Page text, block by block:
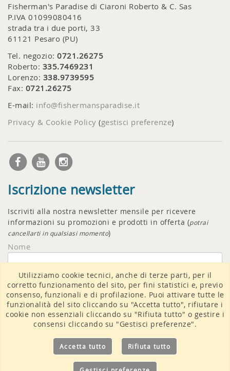
Fisherman's Paradise di Ciaroni Roberto & C. Sas
P.IVA 01099080416
strada tra i due porti, 33
61121 Pesaro (PU)
Tel. negozio: 0721.26275
Roberto: 335.7469231
Lorenzo: 338.9739595
Fax: 0721.26275
E-mail: info@fishermansparadise.it
Privacy & Cookie Policy (gestisci preferenze)
Iscrizione newsletter
Iscriviti alla nostra newsletter mensile per ricevere
informazioni su promozioni e prodotti in offerta (potrai
cancellarti in qualsiasi momento)
Nome
Email
Accetto iltrattamento dati
Utilizziamo cookie tecnici, anche di terze parti, per il
corretto funzionamento del sito, per fini statistici e, previo
consenso, funzionali e di profilazione. Puoi attivare tutte le
funzionalità del sito cliccando su "Accetta tutto", rifiutare i
cookie non essenziali cliccando su "Rifiuta tutto" o gestire i
consensi cliccando su "Gestisci preferenze".
Accetta tutto Rifiuta tutto